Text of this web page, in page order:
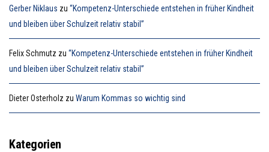
Gerber Niklaus zu “Kompetenz-Unterschiede entstehen in früher Kindheit
und bleiben über Schulzeit relativ stabil”
Felix Schmutz zu “Kompetenz-Unterschiede entstehen in früher Kindheit
und bleiben über Schulzeit relativ stabil”
Dieter Osterholz zu Warum Kommas so wichtig sind
Kategorien